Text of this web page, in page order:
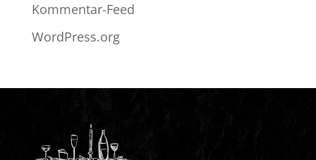
Kommentar-Feed
WordPress.org